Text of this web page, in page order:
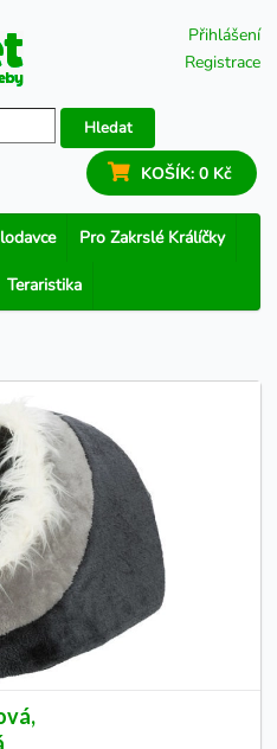
Přihlášení
Registrace
Hledat
KOŠÍK: 0 Kč
Pro Zakrslé Králíčky
Teraristika